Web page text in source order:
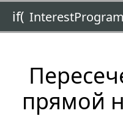
if(
прямой